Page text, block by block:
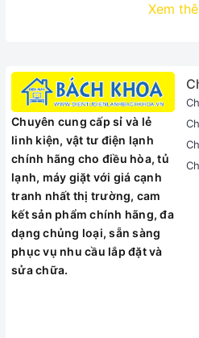
Xem
Chuyên cung cấp sỉ và lẻ
linh kiện, vật tư điện lạnh
chính hãng cho điều hòa, tủ
lạnh, máy giặt với giá cạnh
tranh nhất thị trường, cam
kết sản phẩm chính hãng, đa
dạng chủng loại, sẵn sàng
phục vụ nhu cầu lắp đặt và
sửa chữa.